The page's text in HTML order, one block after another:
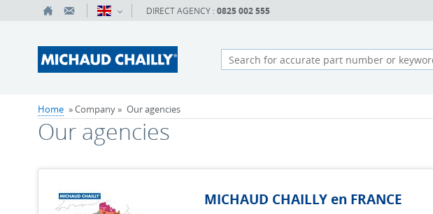
DIRECT AGENCY : 0825 002 555
Home » Company » Our agencies
Our agencies
MICHAUD CHAILLY en FRANCE